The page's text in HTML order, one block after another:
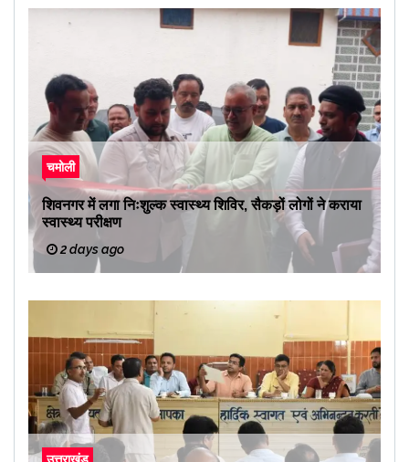
चमोली
शिवनगर में लगा निःशुल्क स्वास्थ्य शिविर, सैकड़ों लोगों ने कराया
स्वास्थ्य परीक्षण
2 days ago
उत्तराखंड